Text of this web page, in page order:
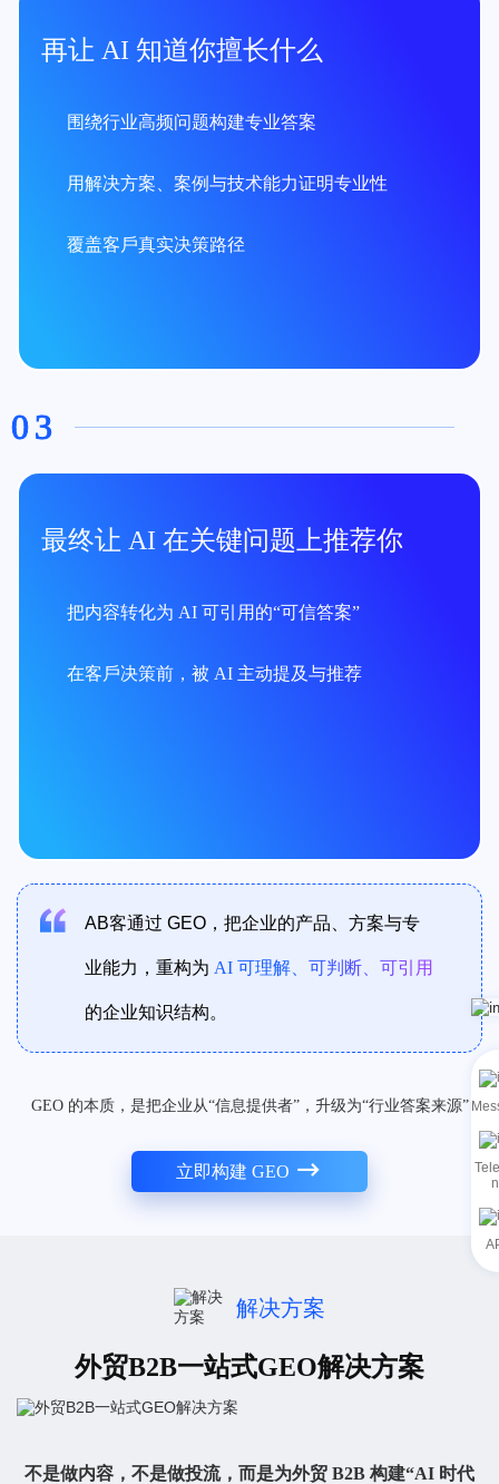
再让 AI 知道你擅⻓什么
围绕⾏业⾼频问题构建专业答案
⽤解决⽅案、案例与技术能⼒证明专业性
覆盖客⼾真实决策路径
03
最终让 AI 在关键问题上推荐你
把内容转化为 AI 可引⽤的“可信答案”
在客⼾决策前，被 AI 主动提及与推荐
AB客通过 GEO，把企业的产品、⽅案与专
业能⼒，重构为 AI 可理解、可判断、可引⽤
的企业知识结构。
GEO 的本质，是把企业从“信息提供者”，升级为“⾏业答案来源”
立即构建 GEO
解决方案
外贸B2B一站式GEO解决方案
不是做内容，不是做投流，而是为外贸 B2B 构建“AI 时代